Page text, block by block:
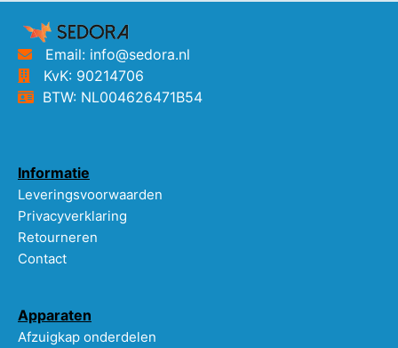
Email: info@sedora.nl
KvK: 90214706
BTW: NL004626471B54
Informatie
Leveringsvoorwaarden
Privacyverklaring
Retourneren
Contact
Apparaten
Afzuigkap onderdelen